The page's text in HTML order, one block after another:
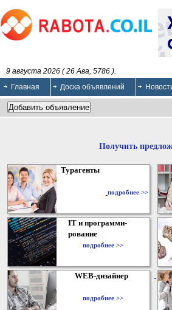
9 августа 2026 ( 26 Ава, 5786 ).
Главная
Доска объявлений
Получить
Турагенты
подробнее >>
IT и программи-
рование
подробнее >>
WEB-дизайнер
подробнее >>